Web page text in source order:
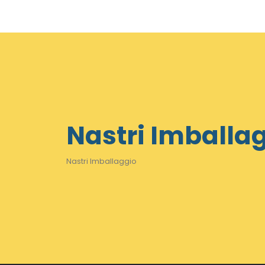
Nastri
Nastri Imballaggio